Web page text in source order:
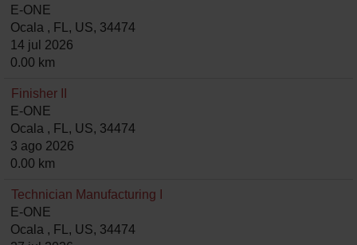
E-ONE
Ocala , FL, US, 34474
14 jul 2026
0.00 km
Finisher II
E-ONE
Ocala , FL, US, 34474
3 ago 2026
0.00 km
Technician Manufacturing I
E-ONE
Ocala , FL, US, 34474